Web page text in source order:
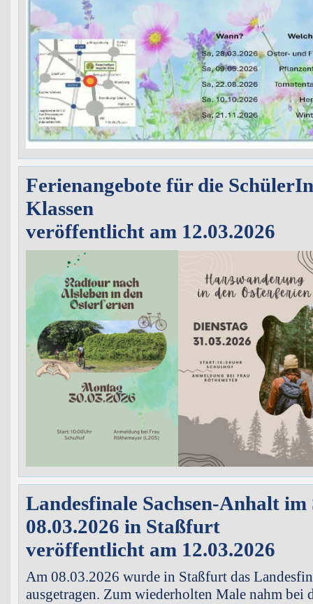
Ferienangebote für die
Klassen
veröffentlicht am 12.03.2026
Landesfinale Sachsen-Anhalt im
08.03.2026 in Staßfurt
veröffentlicht am 12.03.2026
Am 08.03.2026 wurde in Staßfurt das
ausgetragen. Zum wiederholten Male nahm bei